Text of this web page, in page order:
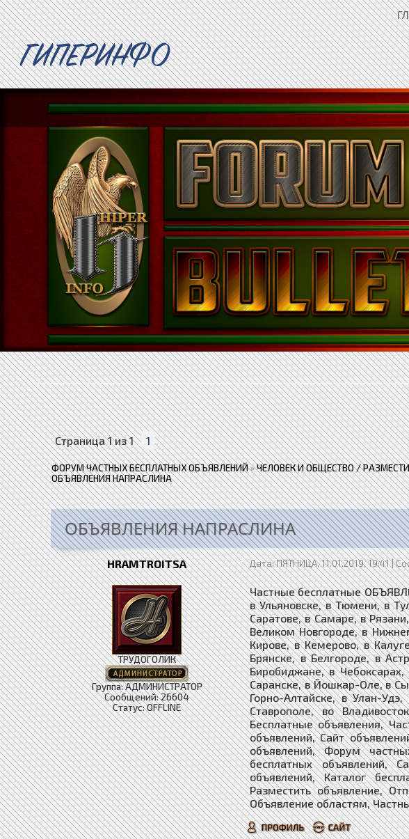
ГИПЕРИНФО
Страница1из1 1
ФОРУМ ЧАСТНЫХ БЕСПЛАТНЫХ ОБЪЯВЛЕНИЙ»ЧЕЛОВЕК И ОБЩЕСТВО /
ОБЪЯВЛЕНИЯ НАПРАСЛИНА
ОБЪЯВЛЕНИЯ НАПРАСЛИНА
HRAMTROITSA Дата: ПЯТНИЦА, 11.01.2019, 19:41 |
ТРУДОГОЛИК
Группа: АДМИНИСТРАТОР
Сообщений:26604
Статус:OFFLINE
Частные бесплатные
в Ульяновске, в Тюмени, в
Саратове, в Самаре, в
Великом Новгороде, в
Кирове, в Кемерово, в
Брянске, в Белгороде, в
Биробиджане, в
Саранске, в Йошкар-Оле, в
Горно-Алтайске, в Улан-
Ставрополе, во
Бесплатные объявления,
объявлений, Сайт
объявлений, Форум
бесплатных объявлений,
объявлений, ​​​​​​​Каталог
Разместить объявление,
Объявление областям,